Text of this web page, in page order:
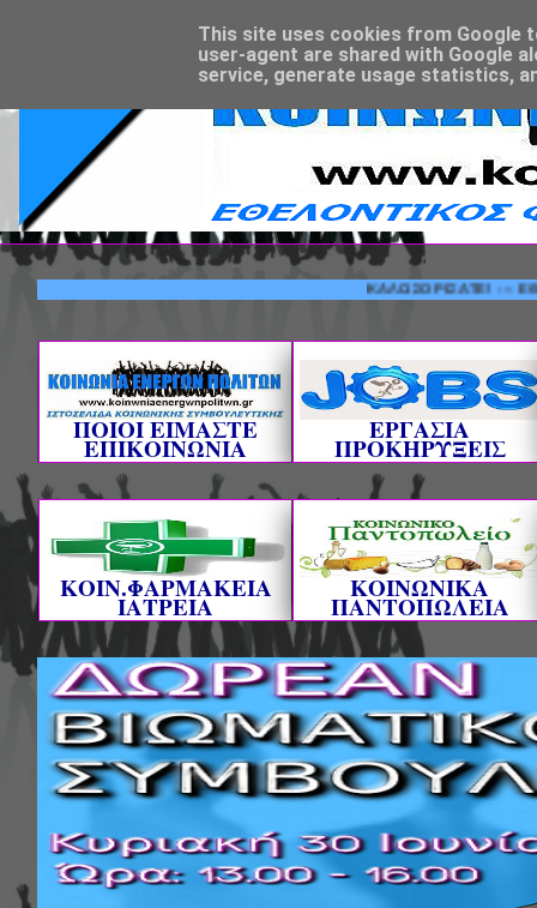
ΚΑΛΩΣΟΡΙΣΑΤΕ! ---
ΠΟΙΟΙ ΕΙΜΑΣΤΕ
ΕΠΙΚΟΙΝΩΝΙΑ
ΕΡΓΑΣΙΑ
ΠΡΟΚΗΡΥΞΕΙΣ
ΚΟΙΝ.ΦΑΡΜΑΚΕΙΑ
ΙΑΤΡΕΙΑ
ΚΟΙΝΩΝΙΚΑ
ΠΑΝΤΟΠΩΛΕΙΑ
This site uses cookies from Google
user-agent are shared with Google
service, generate usage statistics,